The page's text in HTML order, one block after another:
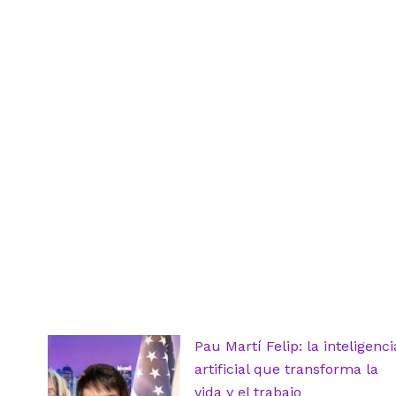
Pau Martí Felip: la
artificial que transforma la
vida y el trabajo